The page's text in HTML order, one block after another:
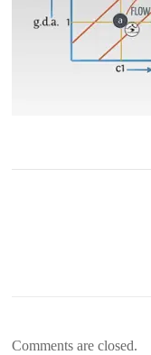
Comments are closed.